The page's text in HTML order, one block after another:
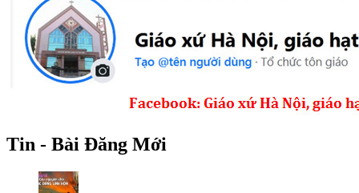
Tin - Bài Đăng Mới